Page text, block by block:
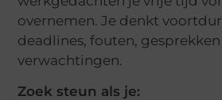
overnemen. Je denkt
deadlines, fouten,
verwachtingen.
Zoek steun als je: